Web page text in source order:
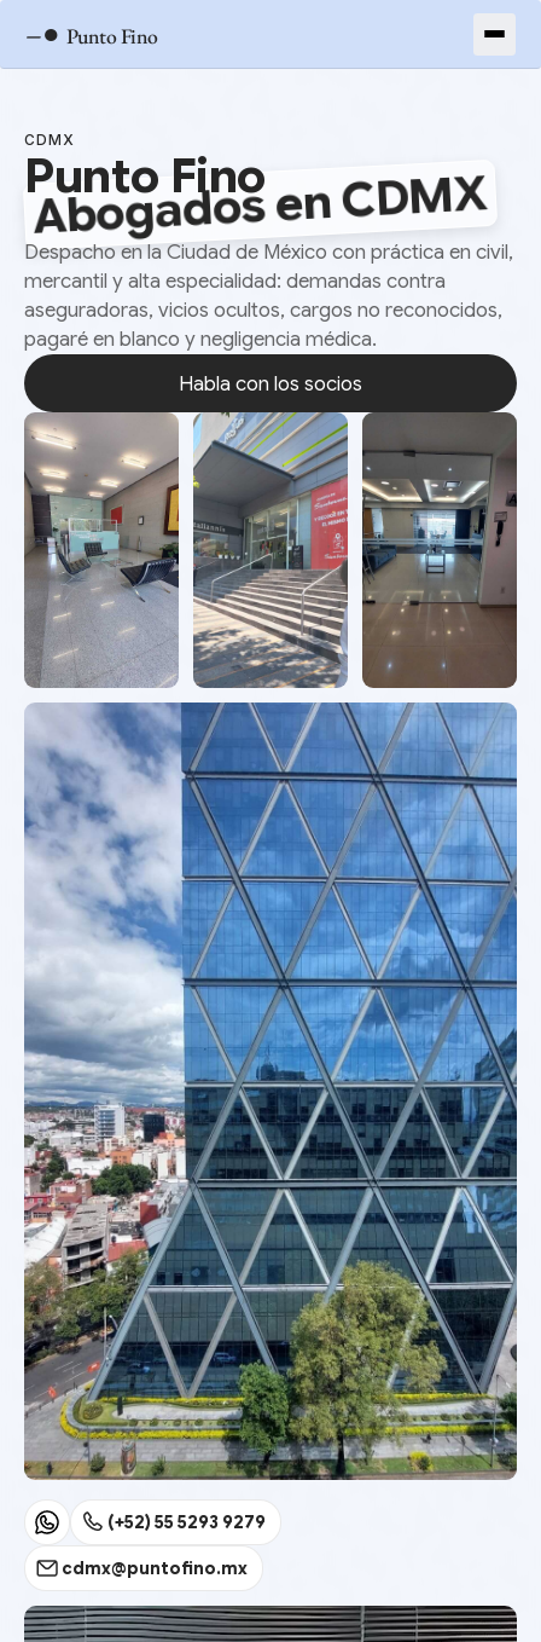
CDMX
Punto Fino
Abogados en CDMX
Despacho en la Ciudad de México con práctica en civil,
mercantil y alta especialidad: demandas contra
aseguradoras, vicios ocultos, cargos no reconocidos,
pagaré en blanco y negligencia médica.
Habla con los socios
Habla con los socios
(+52) 55 5293 9279
cdmx@puntofino.mx
–● Punto Fino